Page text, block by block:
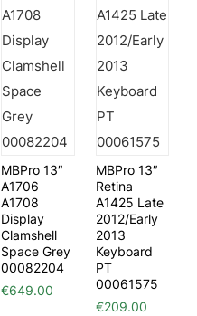
MBPro 13″
A1706
A1708
Display
Clamshell
Space Grey
00082204
€649.00
MBPro 13″
Retina
A1425 Late
2012/Early
2013
Keyboard
PT
00061575
€209.00